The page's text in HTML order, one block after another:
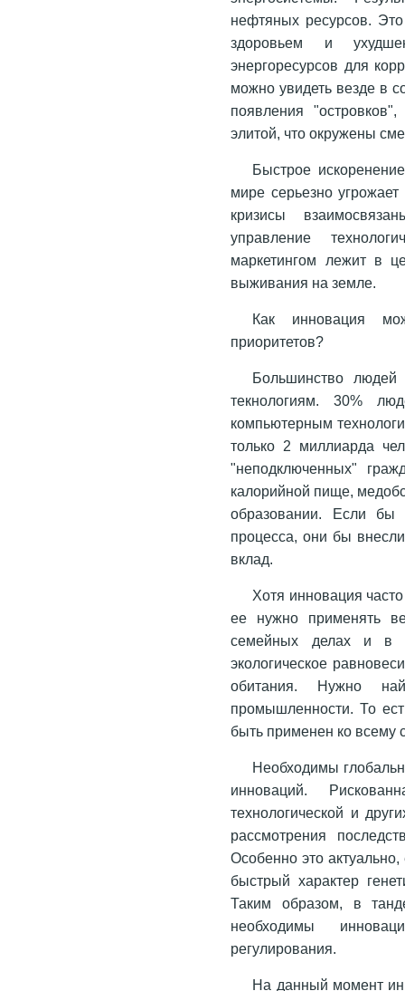
нефтяных ресурсов.
здоровьем и
энергоресурсов для
можно увидеть везде в
появления
элитой, что окружены
Быстрое
мире серьезно
кризисы
управление
маркетингом лежит в
выживания на земле.
Как инновация
приоритетов?
Большинство
текнологиям. 30%
компьютерным
только 2 миллиарда
"неподключенных"
калорийной пище,
образовании. Если
процесса, они бы
вклад.
Хотя инновация
ее нужно применять
семейных делах и в
экологическое
обитания. Нужно
промышленности. То
быть применен ко всему
Необходимы
инноваций.
технологической и
рассмотрения
Особенно это
быстрый характер
Таким образом, в
необходимы
регулирования.
На данный момент